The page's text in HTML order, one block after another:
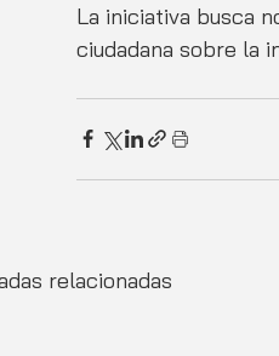
La iniciativa busca
ciudadana sobre la
relacionadas